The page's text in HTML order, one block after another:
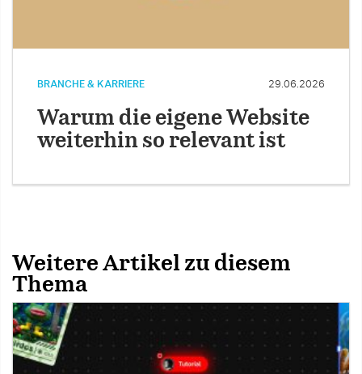
BRANCHE & KARRIERE 29.06.2026
Warum die eigene Website
weiterhin so relevant ist
Weitere Artikel zu diesem
Thema